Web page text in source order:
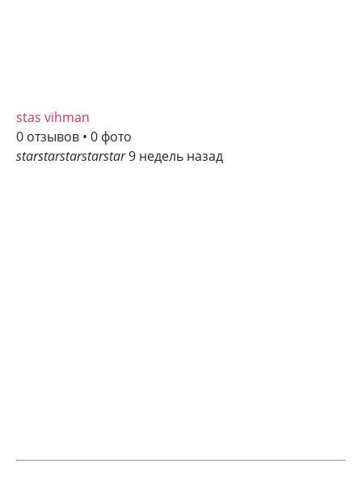
stas vihman
0 отзывов • 0 фото
starstarstarstarstar9 недель назад